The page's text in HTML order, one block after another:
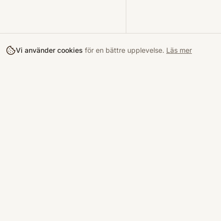
Vi använder cookies för en bättre upplevelse. Läs mer